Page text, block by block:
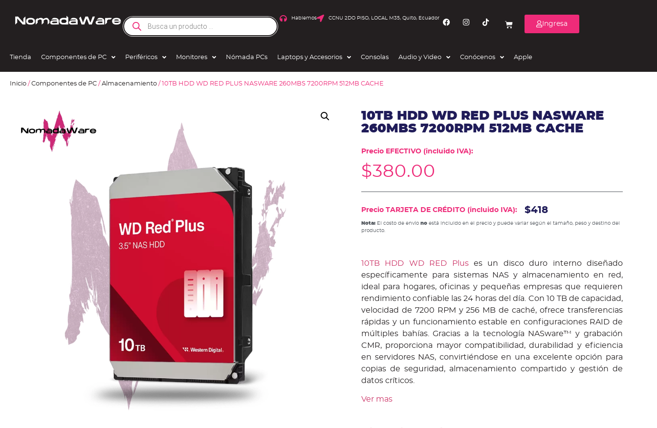
Hablemos CCNU 2DO PISO, LOCAL M35, Quito, Ecuador
Ingresa
Tienda Componentes de PC Periféricos Monitores Nómada PCs Laptops y Accesorios Consolas Audio y Video Conócenos Apple
Inicio / Componentes de PC / Almacenamiento / 10TB HDD WD RED PLUS NASWARE 260MBS 7200RPM 512MB CACHE
10TB HDD WD RED PLUS NASWARE
260MBS 7200RPM 512MB CACHE
Precio EFECTIVO (incluido IVA):
$380.00
Precio TARJETA DE CRÉDITO (incluido IVA): $418
Nota:El costo de envío noestá incluido en el precio y puede variar según el tamaño, peso y destino del
producto.
10TB HDD WD RED Pluses un disco duro interno diseñado
específicamente para sistemas NAS y almacenamiento en red,
ideal para hogares, oficinas y pequeñas empresas que requieren
rendimiento confiable las 24 horas del día. Con 10 TB de capacidad,
velocidad de 7200 RPM y 256 MB de caché, ofrece transferencias
rápidas y un funcionamiento estable en configuraciones RAID de
múltiples bahías. Gracias a la tecnología NASware™ y grabación
CMR, proporciona mayor compatibilidad, durabilidad y eficiencia
en servidores NAS, convirtiéndose en una excelente opción para
copias de seguridad, almacenamiento compartido y gestión de
datos críticos.
Ver mas